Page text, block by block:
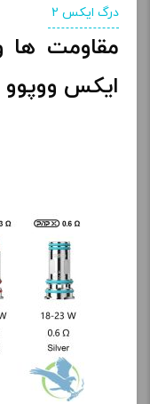
درگ ایکس 2
مقاومت ها
ایکس ووپوو